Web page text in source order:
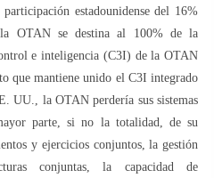
estadounidense del 16%
OTAN se destina al 100% de la
e inteligencia (C3I) de la OTAN
que mantiene unido el C3I integrado
UU., la OTAN perdería sus sistemas
parte, si no la totalidad, de su
y ejercicios conjuntos, la gestión
conjuntas, la capacidad de